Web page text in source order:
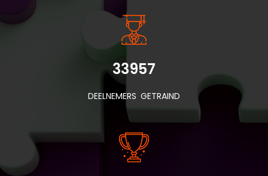
33957
DEELNEMERS GETRAIND